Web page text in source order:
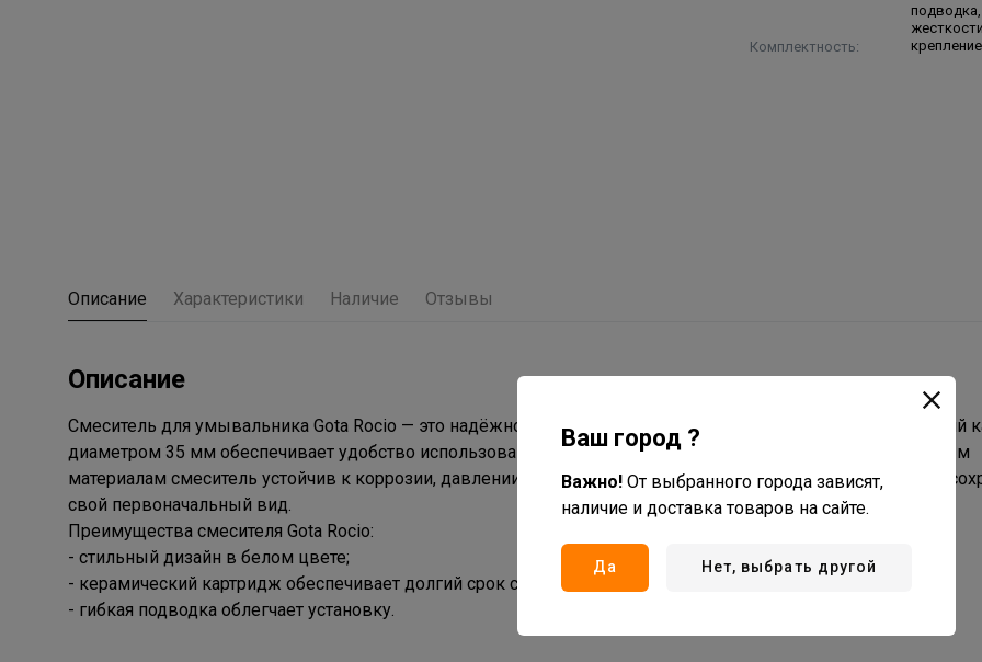
Комплектность:
крепление
Описание Характеристики Наличие Отзывы
Описание
Смеситель для умывальника Gota Rocio — это надёжное и стильное решение. Однозахватный керамический
диаметром 35 мм обеспечивает удобство использования и долговечность. Благодаря высококачественным
материалам смеситель устойчив к коррозии, давлении и перепадам температур, прослужит долгое время
свой первоначальный вид.
Преимущества смесителя Gota Rocio:
- стильный дизайн в белом цвете;
- керамический картридж обеспечивает долгий срок службы;
- гибкая подводка облегчает установку.
Ваш город ?
Важно! От выбранного города зависят,
наличие и доставка товаров на сайте.
Да Нет, выбрать другой